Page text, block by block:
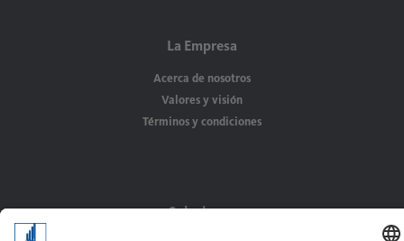
La Empresa
Acerca de nosotros
Valores y visión
Términos y condiciones
Soluciones